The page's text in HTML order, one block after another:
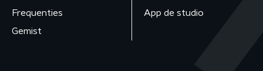
Frequenties
Gemist
App de studio